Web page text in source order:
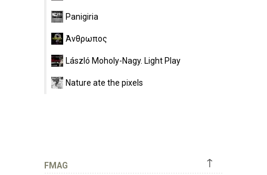
Panigiria
Άνθρωπος
László Moholy-Nagy. Light Play
Nature ate the pixels
↑
FMAG